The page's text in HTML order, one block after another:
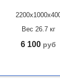
Вес 26.7 кг
6 100 руб